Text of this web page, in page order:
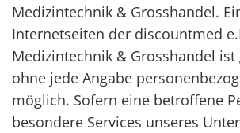
Medizintechnik & Grosshandel.
Internetseiten der discountmed
Medizintechnik & Grosshandel
ohne jede Angabe
möglich. Sofern eine betroffene
besondere Services unseres